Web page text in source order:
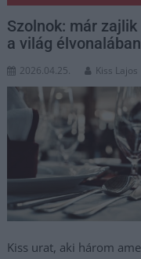
Szolnok: már
a világ
2026.04.25. Kiss Lajos
Kiss urat, aki három